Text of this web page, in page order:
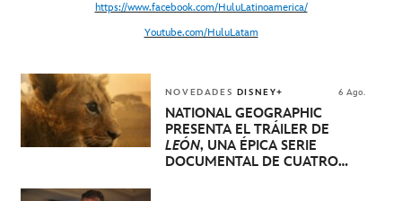
https://www.facebook.com/HuluLatinoamerica/
Youtube.com/HuluLatam
NOVEDADES DISNEY+ 6 Ago.
NATIONAL GEOGRAPHIC
PRESENTA EL TRÁILER DE
LEÓN, UNA ÉPICA SERIE
DOCUMENTAL DE CUATRO